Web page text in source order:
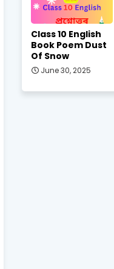
Class 10 English
Book Poem Dust
Of Snow
June 30, 2025